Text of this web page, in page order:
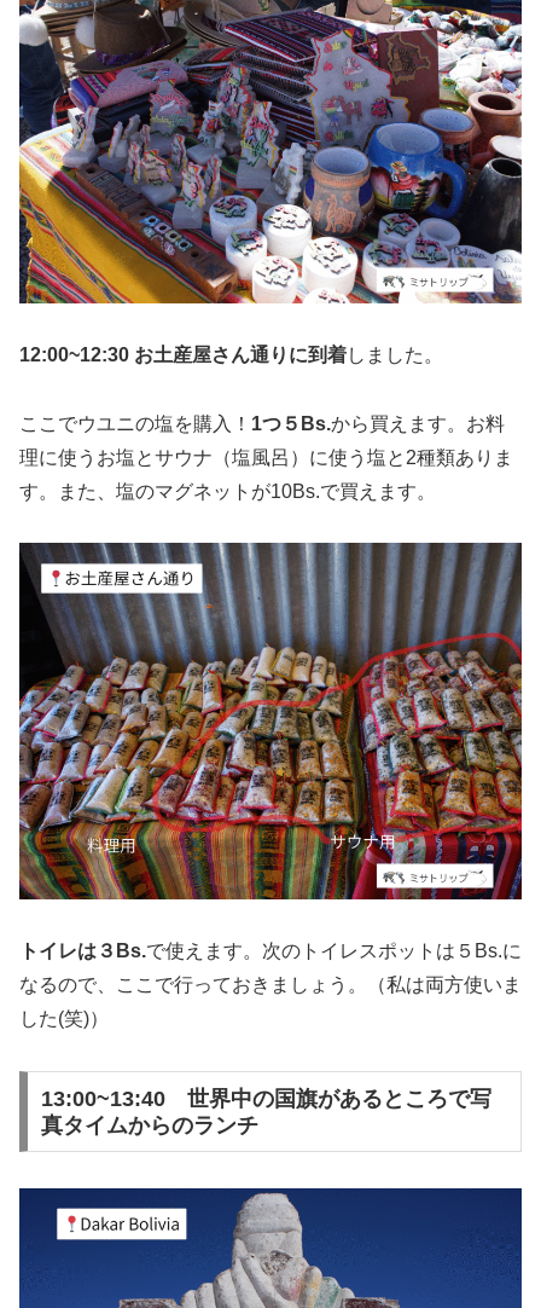
12:00~12:30 お土産屋さん通りに到着しました。
ここでウユニの塩を購入！ 1つ５Bs.から買えます。お料
理に使うお塩とサウナ（塩風呂）に使う塩と2種類ありま
す。また、塩のマグネットが10Bs.で買えます。
トイレは３Bs.で使えます。次のトイレスポットは５Bs.に
なるので、ここで行っておきましょう。（私は両方使いま
した(笑)）
13:00~13:40 世界中の国旗があるところで写
真タイムからのランチ